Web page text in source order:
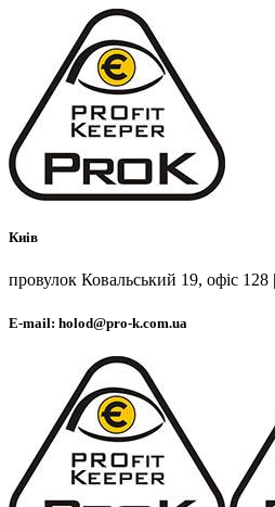
Киів
провулок Ковальський 19, офіс
E-mail: holod@pro-k.com.ua